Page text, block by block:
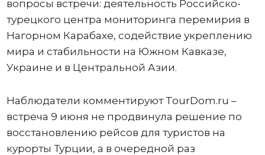
вопросы встречи: деятельность Российско-
турецкого центра мониторинга перемирия в
Нагорном Карабахе, содействие укреплению
мира и стабильности на Южном Кавказе,
Украине и в Центральной Азии.
Наблюдатели комментируют TourDom.ru –
встреча 9 июня не продвинула решение по
восстановлению рейсов для туристов на
курорты Турции, а в очередной раз